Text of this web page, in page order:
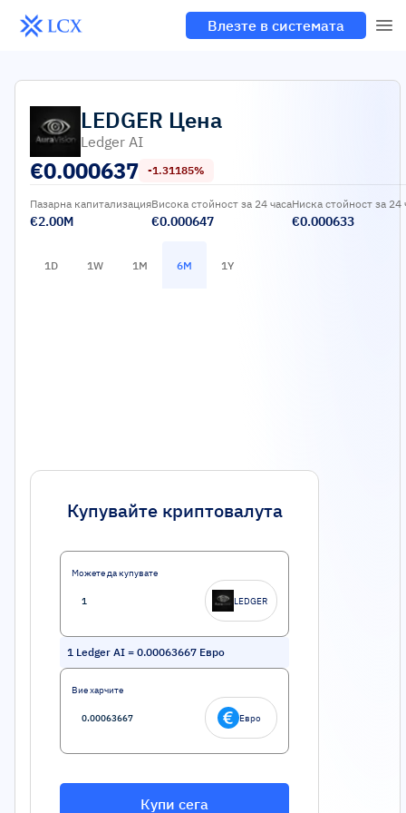
Влезте в системата
LEDGER Цена
Ledger AI
€0.000637 -1.31185%
Пазарна капитализация
€2.00M
Висока стойност за 24 часа
€0.000647
Ниска стойност за 24
€0.000633
1D 1W 1M 6M 1Y
Купувайте криптовалута
Можете да купувате
LEDGER
1 Ledger AI = 0.00063667 Евро
Вие харчите
Евро
Купи сега